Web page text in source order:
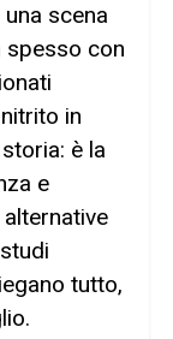
scena
spesso con
in
è la
e
tutto,